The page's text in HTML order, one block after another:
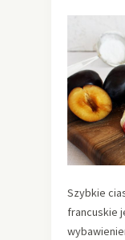
Szybkie
francuskie